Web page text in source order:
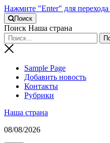
Нажмите "Enter" для
Поиск
Поиск Наша страна
Sample Page
Добавить новость
Контакты
Рубрики
Наша страна
08/08/2026